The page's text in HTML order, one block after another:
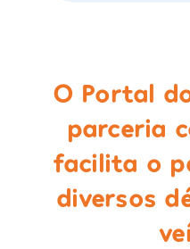
O Portal
parceria
facilita o
diversos